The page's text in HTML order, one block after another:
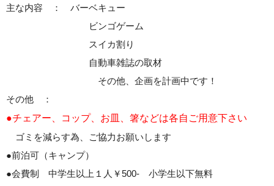
主な内容 ： バーベキュー
ビンゴゲーム
スイカ割り
自動車雑誌の取材
その他、企画を計画中です！
その他 ：
●チェアー、コップ、お皿、箸などは各自ご用意下さい
ゴミを減らす為、ご協力お願いします
●前泊可（キャンプ）
●会費制 中学生以上１人￥500- 小学生以下無料